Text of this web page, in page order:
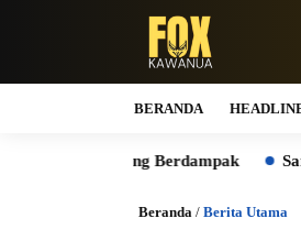
BERANDA
yang Berdampak Sambut HUT
Beranda / Berita Utama